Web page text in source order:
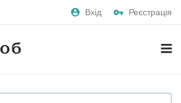
Вхід Реєстрація